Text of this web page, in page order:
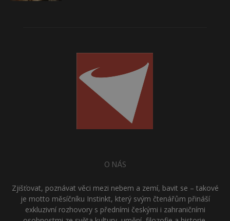
O NÁS
Zjišťovat, poznávat věci mezi nebem a zemí, bavit se – takové
je motto měsíčníku Instinkt, který svým čtenářům přináší
exkluzivní rozhovory s předními českými i zahraničními